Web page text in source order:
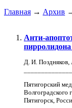
Главная → Архив
Анти-
Д. И.
Пятигорский
Волгоградского
Пятигорск,